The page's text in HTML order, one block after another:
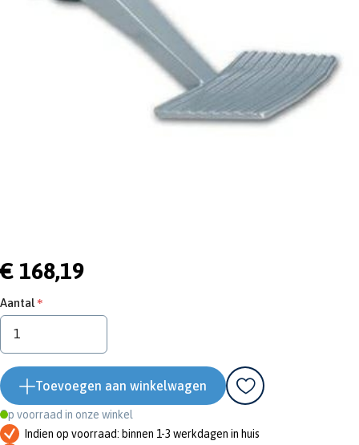
€ 168,19
Aantal
Toevoegen aan winkelwagen
Op voorraad in onze winkel
Indien op voorraad: binnen 1-3 werkdagen in huis